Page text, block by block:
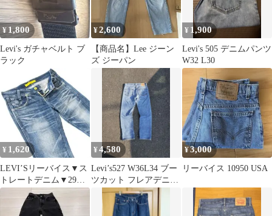
¥ 1,800
Levi's ガチャベルト ブ
ラック
¥2,600
【商品名】Lee ジーン
ズ ジーパン
¥ 1,900
Levi's 505 デニムパンツ
W32 L30
¥ 1,620
LEVI’Sリーバイス▼ス
トレートデニム▼29イ
ンチ▼ウエスト約80cm
¥4,580
Levi’s527 W36L34 ブー
ツカット フレアデニム
Y2K リーバイス
¥3,000
リーバイス 10950 USA